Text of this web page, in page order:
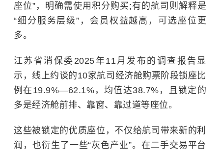
座位”，明确需使用积分购买;有的航司则解释是
“细分服务层级”，会员权益越高，可选座位更
多。
江苏省消保委2025年11月发布的调查报告显
示，线上约谈的10家航司经济舱购票阶段锁座比
例在19.9%—62.1%，均值达38.7%，且锁定的
多是经济舱前排、靠窗、靠过道等座位。
这些被锁定的优质座位，不仅给航司带来新的利
润，也衍生了一些“灰色产业”。在二手交易平台